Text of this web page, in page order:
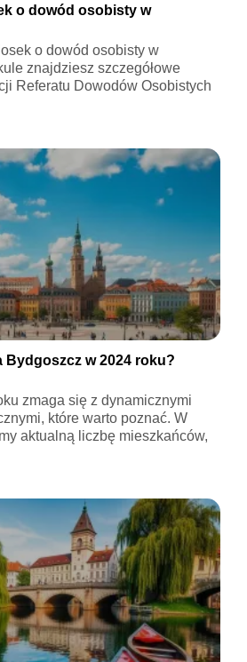
o dowód osobisty w
o dowód osobisty w
znajdziesz szczegółowe
Referatu Dowodów Osobistych
Bydgoszcz w 2024 roku?
zmaga się z dynamicznymi
które warto poznać. W
aktualną liczbę mieszkańców,